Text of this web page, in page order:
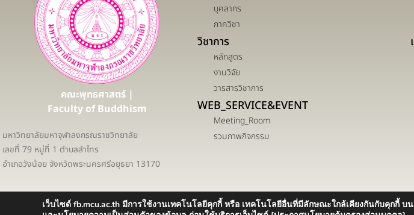
คณะพุทธศาสตร์ |
Faculty of Buddhism
มหาวิทยาลัยมหาจุฬาลงกรณราชวิทยาลัย
เลขที่ 79 หมู่ที่ 1 ตำบลลำไทร
อำเภอวังน้อย จังหวัดพระนครศรีอยุธยา 13170
บุคลากร
ภาควิชา
วิชาการ
หลักสูตร
งานวิจัย
วารสารวิชาการ
WEB_SERVICE&EVENT
Meeting_Room
รวมภาพกิจกรรม
เว็บไซด์ fb.mcu.ac.th มีการใช้งานเทคโนโลยีคุกกี้ หรือ เทคโนโลยีอื่นที่มีลักษณะใกล้เคียงกันกับคุกกี้ บ